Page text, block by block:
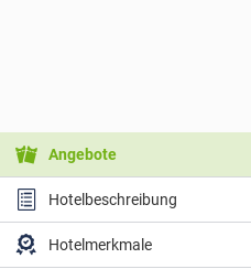
Angebote
Hotelbeschreibung
Hotelmerkmale